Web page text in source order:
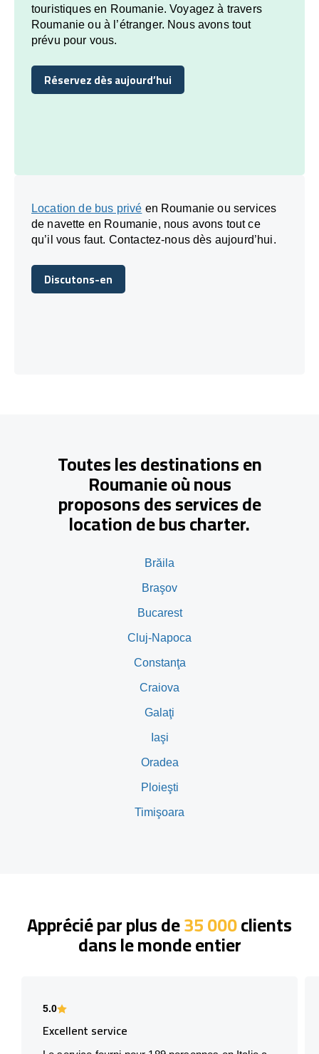
touristiques en Roumanie. Voyagez à travers
Roumanie ou à l’étranger. Nous avons tout
prévu pour vous.
Réservez dès aujourd’hui
Réservez dès aujourd’hui
Location de bus privé en Roumanie ou services
de navette en Roumanie, nous avons tout ce
qu’il vous faut. Contactez-nous dès aujourd’hui.
Discutons-en
Discutons-en
Toutes les destinations en
Roumanie où nous
proposons des services de
location de bus charter.
Brăila
Braşov
Bucarest
Cluj-Napoca
Constanţa
Craiova
Galaţi
Iaşi
Oradea
Ploieşti
Timişoara
Apprécié par plus de35 000clients
dans le monde entier
5.0
Excellent service